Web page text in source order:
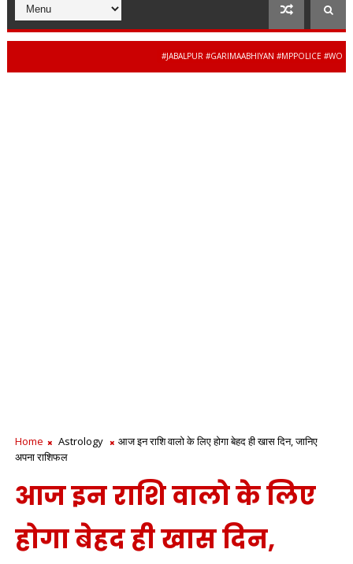
#JABALPUR #GARIMAABHIYAN #MPPOLICE
Home Astrology
आज इन राशि वालो के लिए होगा बेहद ही खास दिन, जानिए
अपना राशिफल
आज इन राशि वालो के लिए
होगा बेहद ही खास दिन,